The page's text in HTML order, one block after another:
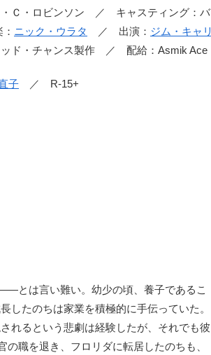
Ｃ・ロビンソン ／ キャスティング：バ
ニック・ウラタ ／ 出演： ジム・キャリ
ド・チャンス製作 ／ 配給：Asmik Ace
子 ／ R-15+
とは言い難い。幼少の頃、養子であるこ
したのちは家業を積極的に手伝っていた。
れるという悲劇は経験したが、それでも彼
職を退き、フロリダに転居したのちも、